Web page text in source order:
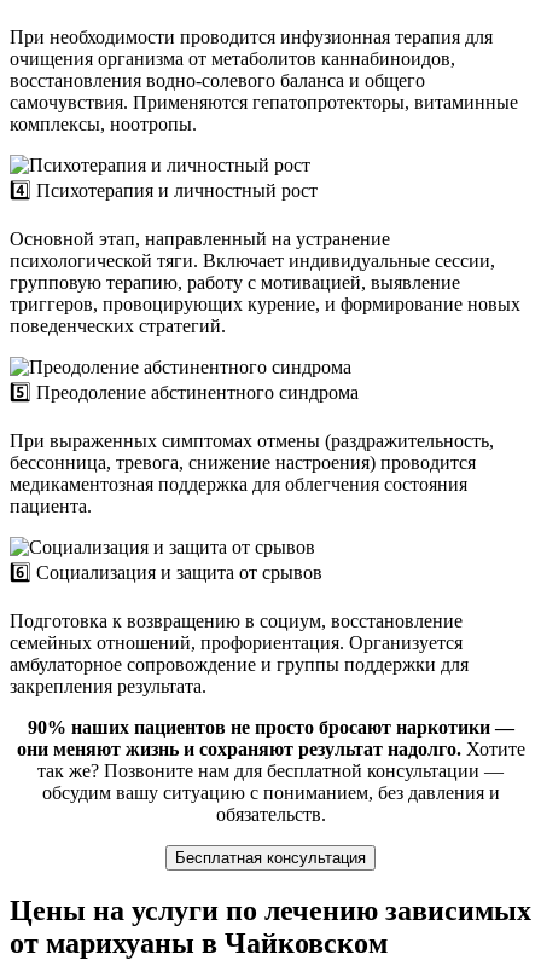
При необходимости проводится инфузионная терапия для
очищения организма от метаболитов каннабиноидов,
восстановления водно-солевого баланса и общего
самочувствия. Применяются гепатопротекторы, витаминные
комплексы, ноотропы.
4️⃣ Психотерапия и личностный рост
Основной этап, направленный на устранение
психологической тяги. Включает индивидуальные сессии,
групповую терапию, работу с мотивацией, выявление
триггеров, провоцирующих курение, и формирование новых
поведенческих стратегий.
5️⃣ Преодоление абстинентного синдрома
При выраженных симптомах отмены (раздражительность,
бессонница, тревога, снижение настроения) проводится
медикаментозная поддержка для облегчения состояния
пациента.
6️⃣ Социализация и защита от срывов
Подготовка к возвращению в социум, восстановление
семейных отношений, профориентация. Организуется
амбулаторное сопровождение и группы поддержки для
закрепления результата.
90% наших пациентов не просто бросают наркотики —
они меняют жизнь и сохраняют результат надолго.Хотите
так же? Позвоните нам для бесплатной консультации —
обсудим вашу ситуацию с пониманием, без давления и
обязательств.
Бесплатная консультация
Цены на услуги по лечению зависимых
от марихуаны в Чайковском